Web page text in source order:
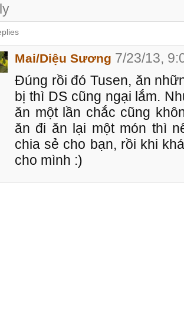
Mai/Diệu Sương 7/23/13,
Đúng rồi đó Tusen, ăn
bị thì DS cũng ngại lắm.
ăn một lần chắc cũng
ăn đi ăn lại một món thì
chia sẻ cho bạn, rồi khi
cho mình :)